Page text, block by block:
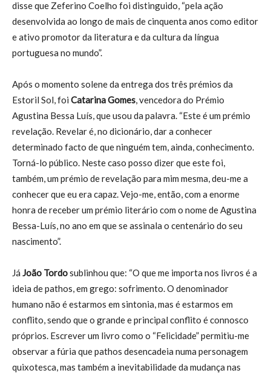
disse que Zeferino Coelho foi distinguido, “pela ação
desenvolvida ao longo de mais de cinquenta anos como editor
e ativo promotor da literatura e da cultura da língua
portuguesa no mundo”.
Após o momento solene da entrega dos três prémios da
Estoril Sol, foi Catarina Gomes, vencedora do Prémio
Agustina Bessa Luís, que usou da palavra. “Este é um prémio
revelação. Revelar é, no dicionário, dar a conhecer
determinado facto de que ninguém tem, ainda, conhecimento.
Torná-lo público. Neste caso posso dizer que este foi,
também, um prémio de revelação para mim mesma, deu-me a
conhecer que eu era capaz. Vejo-me, então, com a enorme
honra de receber um prémio literário com o nome de Agustina
Bessa-Luís, no ano em que se assinala o centenário do seu
nascimento”.
Já João Tordosublinhou que: “O que me importa nos livros é a
ideia de pathos, em grego: sofrimento. O denominador
humano não é estarmos em sintonia, mas é estarmos em
conflito, sendo que o grande e principal conflito é connosco
próprios. Escrever um livro como o “Felicidade” permitiu-me
observar a fúria que pathos desencadeia numa personagem
quixotesca, mas também a inevitabilidade da mudança nas